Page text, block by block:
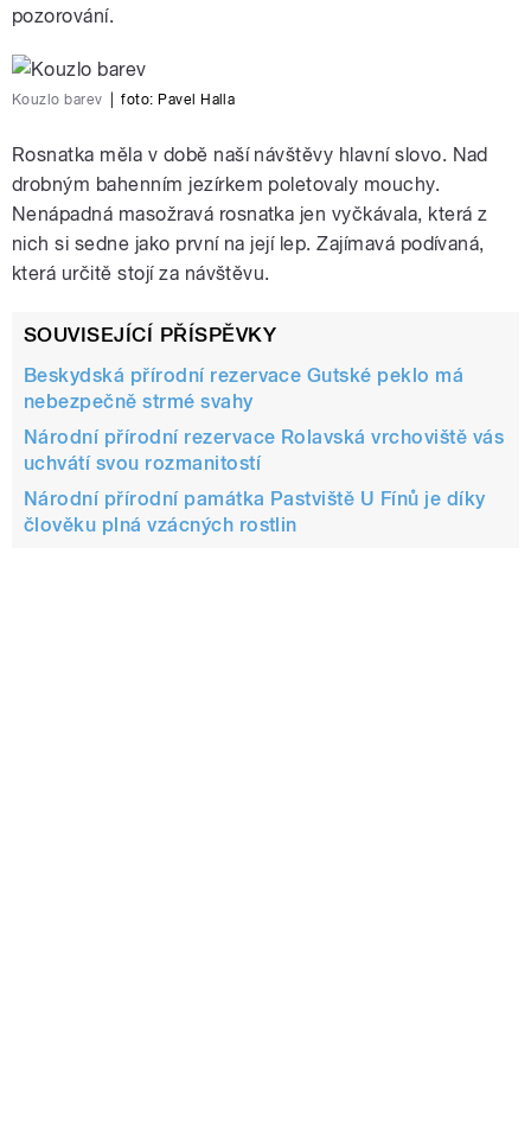
pozorování.
Kouzlo barev foto: Pavel Halla
Rosnatka měla v době naší návštěvy hlavní slovo. Nad
drobným bahenním jezírkem poletovaly mouchy.
Nenápadná masožravá rosnatka jen vyčkávala, která z
nich si sedne jako první na její lep. Zajímavá podívaná,
která určitě stojí za návštěvu.
SOUVISEJÍCÍ PŘÍSPĚVKY
Beskydská přírodní rezervace Gutské peklo má
nebezpečně strmé svahy
Národní přírodní rezervace Rolavská vrchoviště vás
uchvátí svou rozmanitostí
Národní přírodní památka Pastviště U Fínů je díky
člověku plná vzácných rostlin